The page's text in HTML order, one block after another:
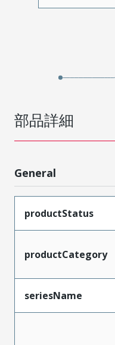
部品詳細
General
productStatus
productCategory
seriesName